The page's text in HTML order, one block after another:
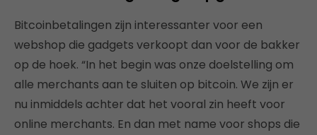
Bitcoinbetalingen zijn interessanter voor een
webshop die gadgets verkoopt dan voor de bakker
op de hoek. “In het begin was onze doelstelling om
alle merchants aan te sluiten op bitcoin. We zijn er
nu inmiddels achter dat het vooral zin heeft voor
online merchants. En dan met name voor shops die